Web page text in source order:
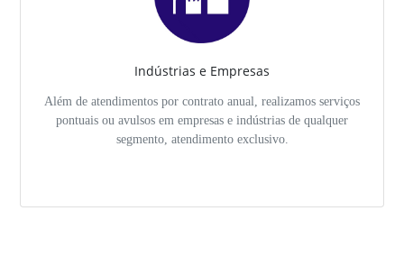
Indústrias e Empresas
Além de atendimentos por contrato anual, realizamos serviços
pontuais ou avulsos em empresas e indústrias de qualquer
segmento, atendimento exclusivo.